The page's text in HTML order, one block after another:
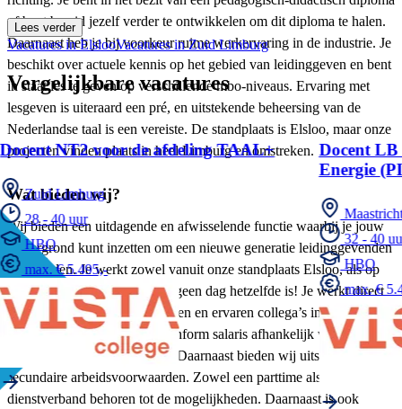
of bent bereid jezelf verder te ontwikkelen om dit diploma te halen.
Daarnaast heb je bij voorkeur ruime werkervaring in de industrie. Je
beschikt over actuele kennis op het gebied van leidinggeven en bent
in staat les te geven op verschillende mbo-niveaus. Ervaring met
lesgeven is uiteraard een pré, en uitstekende beheersing van de
Nederlandse taal is een vereiste. De standplaats is Elsloo, maar onze
projecten vinden plaats in heel Limburg en omstreken.
Wat bieden wij?
Wij bieden een uitdagende en afwisselende functie waarbij je jouw
achtergrond kunt inzetten om een nieuwe generatie leidinggevenden
op te leiden. Je werkt zowel vanuit onze standplaats Elsloo, als op
locatie bij de klant, waardoor geen dag hetzelfde is! Je werkt direct
samen met ambitieuze, gedreven en ervaren collega’s in een hecht
team. Wij bieden een marktconform salaris afhankelijk van
opgedane kennis en ervaring. Daarnaast bieden wij uitstekende
secundaire arbeidsvoorwaarden. Zowel een parttime als fulltime
dienstverband behoren tot de mogelijkheden. Daarnaast is ook
Lees verder
Vacatures in ElslooVacatures in Zuid Limburg
Vergelijkbare vacatures
Docent NT2 voor de afdeling TAAL+
Zuid Limburg
28 - 40 uur
HBO
max. € 5.495,-
Docent LB
Energie
32 - 40
HBO
max. €